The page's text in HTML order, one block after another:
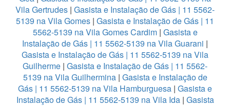
Vila Gertrudes | Gasista e Instalação de Gás | 11 5562-
5139 na Vila Gomes | Gasista e Instalação de Gás | 11
5562-5139 na Vila Gomes Cardim| Gasista e
Instalação de Gás | 11 5562-5139 na Vila Guarani |
Gasista e Instalação de Gás | 11 5562-5139 na Vila
Guilherme | Gasista e Instalação de Gás | 11 5562-
5139 na Vila Guilhermina| Gasista e Instalação de
Gás | 11 5562-5139 na Vila Hamburguesa | Gasista e
Instalação de Gás | 11 5562-5139 na Vila Ida| Gasista